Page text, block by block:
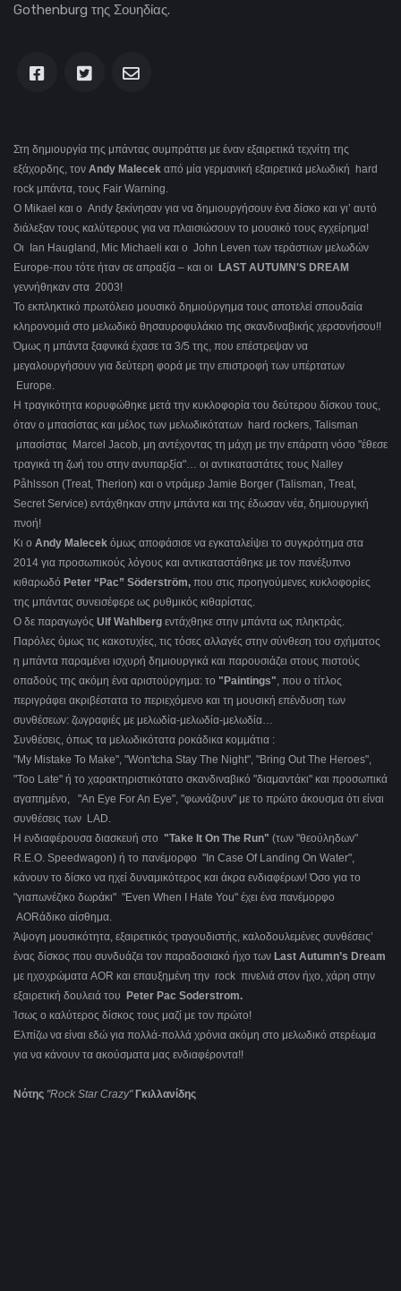
Gothenburg της Σουηδίας.
Στη δημιουργία της μπάντας συμπράττει με έναν εξαιρετικά τεχνίτη της
εξάχορδης, τον Andy Malecek από μία γερμανική εξαιρετικά μελωδική hard
rock μπάντα, τους Fair Warning.
Ο Mikael και ο Andy ξεκίνησαν για να δημιουργήσουν ένα δίσκο και γι’ αυτό
διάλεξαν τους καλύτερους για να πλαισιώσουν το μουσικό τους εγχείρημα!
Οι Ian Haugland, Mic Michaeli και ο John Leven των τεράστιων μελωδών
Europe-που τότε ήταν σε απραξία – και οι
LAST AUTUMN'S DREAM
γεννήθηκαν στα 2003!
Το εκπληκτικό πρωτόλειο μουσικό δημιούργημα τους αποτελεί σπουδαία
κληρονομιά στο μελωδικό θησαυροφυλάκιο της σκανδιναβικής χερσονήσου!!
Όμως η μπάντα ξαφνικά έχασε τα 3/5 της, που επέστρεψαν να
μεγαλουργήσουν για δεύτερη φορά με την επιστροφή των υπέρτατων
Europe.
Η τραγικότητα κορυφώθηκε μετά την κυκλοφορία του δεύτερου δίσκου τους,
όταν ο μπασίστας και μέλος των μελωδικότατων hard rockers, Talisman
μπασίστας Marcel Jacob, μη αντέχοντας τη μάχη με την επάρατη νόσο "έθεσε
τραγικά τη ζωή του στην ανυπαρξία"… οι αντικαταστάτες τους Nalley
Påhlsson (Treat, Therion) και ο ντράμερ Jamie Borger (Talisman, Treat,
Secret Service) εντάχθηκαν στην μπάντα και της έδωσαν νέα, δημιουργική
πνοή!
Κι ο Andy Malecek όμως αποφάσισε να εγκαταλείψει το συγκρότημα στα
2014 για προσωπικούς λόγους και αντικαταστάθηκε με τον πανέξυπνο
κιθαρωδό Peter “Pac” Söderström, που στις προηγούμενες κυκλοφορίες
της μπάντας συνεισέφερε ως ρυθμικός κιθαρίστας.
Ο δε παραγωγός Ulf Wahlberg εντάχθηκε στην μπάντα ως πληκτράς.
Παρόλες όμως τις κακοτυχίες, τις τόσες αλλαγές στην σύνθεση του σχήματος
η μπάντα παραμένει ισχυρή δημιουργικά και παρουσιάζει στους πιστούς
οπαδούς της ακόμη ένα αριστούργημα: το "Paintings", που ο τίτλος
περιγράφει ακριβέστατα το περιεχόμενο και τη μουσική επένδυση των
συνθέσεων: ζωγραφιές με μελωδία-μελωδία-μελωδία…
Συνθέσεις, όπως τα μελωδικότατα ροκάδικα κομμάτια :
"My Mistake To Make", "Won'tcha Stay The Night", "Bring Out The Heroes",
"Too Late" ή το χαρακτηριστικότατο σκανδιναβικό "διαμαντάκι" και προσωπικά
αγαπημένο, "An Eye For An Eye", "φωνάζουν" με το πρώτο άκουσμα ότι είναι
συνθέσεις των LAD.
Η ενδιαφέρουσα διασκευή στο "Take It On The Run" (των "θεούληδων"
R.E.O. Speedwagon) ή το πανέμορφο "In Case Of Landing On Water",
κάνουν το δίσκο να ηχεί δυναμικότερος και άκρα ενδιαφέρων! Όσο για το
"γιαπωνέζικο δωράκι" "Even When I Hate You" έχει ένα πανέμορφο
AORάδικο αίσθημα.
Άψογη μουσικότητα, εξαιρετικός τραγουδιστής, καλοδουλεμένες συνθέσεις’
ένας δίσκος που συνδυάζει τον παραδοσιακό ήχο των Last Autumn’s Dream
με ηχοχρώματα AOR και επαυξημένη την rock πινελιά στον ήχο, χάρη στην
εξαιρετική δουλειά του
Peter Pac Soderstrom.
Ίσως ο καλύτερος δίσκος τους μαζί με τον πρώτο!
Ελπίζω να είναι εδώ για πολλά-πολλά χρόνια ακόμη στο μελωδικό στερέωμα
για να κάνουν τα ακούσματα μας ενδιαφέροντα!!
Νότης "Rock Star Crazy"Γκιλλανίδης